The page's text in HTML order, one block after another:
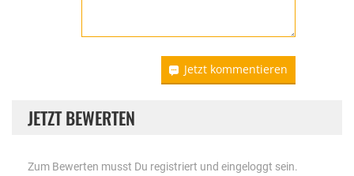
Jetzt kommentieren
JETZT BEWERTEN
Zum Bewerten musst Du registriert und eingeloggt sein.